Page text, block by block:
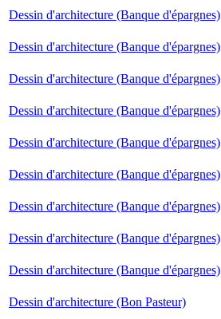
Dessin d'architecture (Banque d'épargnes)
Dessin d'architecture (Banque d'épargnes)
Dessin d'architecture (Banque d'épargnes)
Dessin d'architecture (Banque d'épargnes)
Dessin d'architecture (Banque d'épargnes)
Dessin d'architecture (Banque d'épargnes)
Dessin d'architecture (Banque d'épargnes)
Dessin d'architecture (Banque d'épargnes)
Dessin d'architecture (Banque d'épargnes)
Dessin d'architecture (Bon Pasteur)